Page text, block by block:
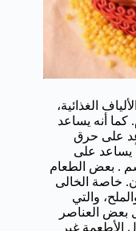
الغذائية،
أنه يساعد
على حرق
يساعد على
. بعض الطعام
خاصة الخالى
والتي
بعض العناصر
الأطعمة غير